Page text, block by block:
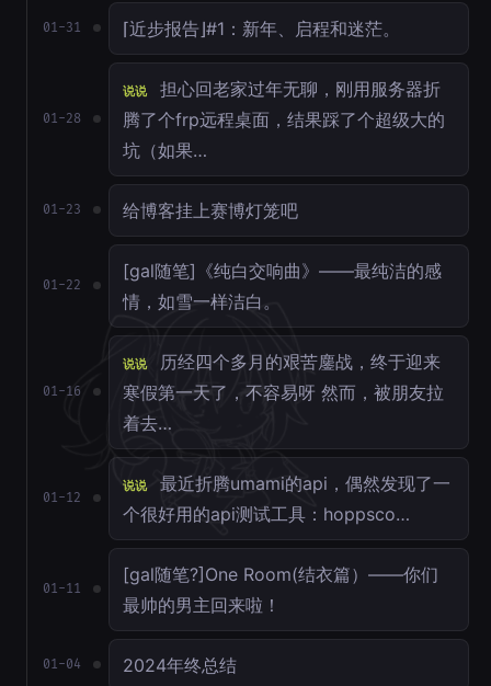
01-31 ⌈近步报告⌋#1：新年、启程和迷茫。
01-28
说说
担心回老家过年无聊，刚用服务器折
腾了个frp远程桌面，结果踩了个超级大的
坑（如果…
01-23 给博客挂上赛博灯笼吧
01-22
[gal随笔]《纯白交响曲》——最纯洁的感
情，如雪一样洁白。
01-16
说说
历经四个多月的艰苦鏖战，终于迎来
寒假第一天了，不容易呀 然而，被朋友拉
着去…
01-12
说说
最近折腾umami的api，偶然发现了一
个很好用的api测试工具：hoppsco…
01-11
[gal随笔?]One Room(结衣篇）——你们
最帅的男主回来啦！
01-04 2024年终总结